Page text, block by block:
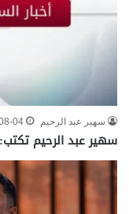
سهير عبد الرحيم 04
سهير عبد الرحيم